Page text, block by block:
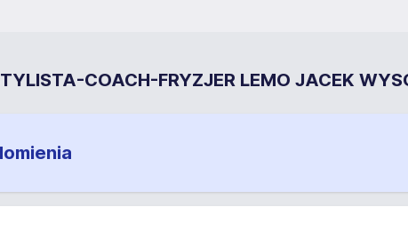
COACH-FRYZJER LEMO JACEK